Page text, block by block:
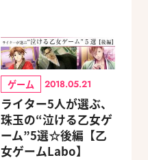
ゲーム 2018.05.21
ライター5人が選ぶ、
珠玉の“泣ける乙女ゲ
ーム”5選☆後編【乙
女ゲームLabo】